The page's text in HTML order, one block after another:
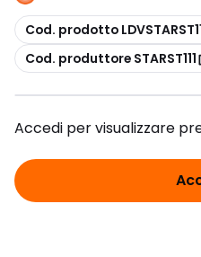
copia
Cod. prodotto
copia
Cod. produttore STARST111
Accedi per visualizzare